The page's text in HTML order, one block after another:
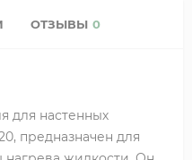
ОТЗЫВЫ 0
для настенных
предназначен для